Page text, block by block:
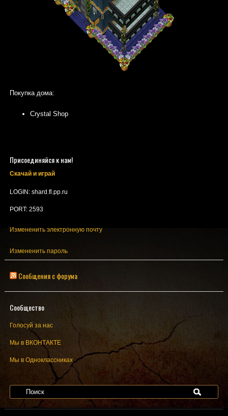
Покупка дома:
Crystal Shop
Присоединяйся к нам!
Скачай и играй
LOGIN: shard.fl.pp.ru
PORT: 2593
Измененить электронную почту
Измененить пароль
Сообщения с форума
Сообщество
Голосуй за нас
Мы в ВКОНТАКТЕ
Мы в Одноклассниках